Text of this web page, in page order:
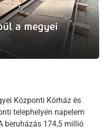
a megyei
Központi Kórház és
telephelyén napelem
beruházás 174,5 millió